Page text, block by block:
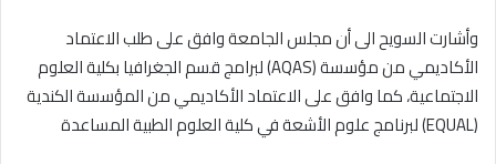
وأشارت السويح الى أن مجلس الجامعة وافق على طلب الاعتماد
الأكاديمي من مؤسسة (AQAS) لبرامج قسم الجغرافيا بكلية العلوم
الاجتماعية، كما وافق على الاعتماد الأكاديمي من المؤسسة الكندية
(EQUAL) لبرنامج علوم الأشعة في كلية العلوم الطبية المساعدة